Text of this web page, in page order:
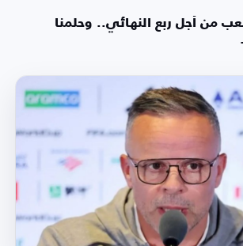
من أجل ربع النهائي.. وحلمنا